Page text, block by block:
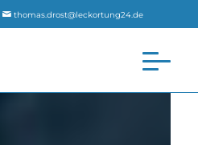
thomas.drost@leckortung24.de